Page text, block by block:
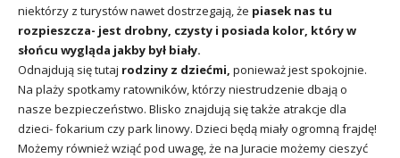
niektórzy z turystów nawet dostrzegają, że piasek nas tu
rozpieszcza- jest drobny, czysty i posiada kolor, który w
słońcu wygląda jakby był biały.
Odnajdują się tutaj rodziny z dziećmi, ponieważ jest spokojnie.
Na plaży spotkamy ratowników, którzy niestrudzenie dbają o
nasze bezpieczeństwo. Blisko znajdują się także atrakcje dla
dzieci- fokarium czy park linowy. Dzieci będą miały ogromną frajdę!
Możemy również wziąć pod uwagę, że na Juracie możemy cieszyć